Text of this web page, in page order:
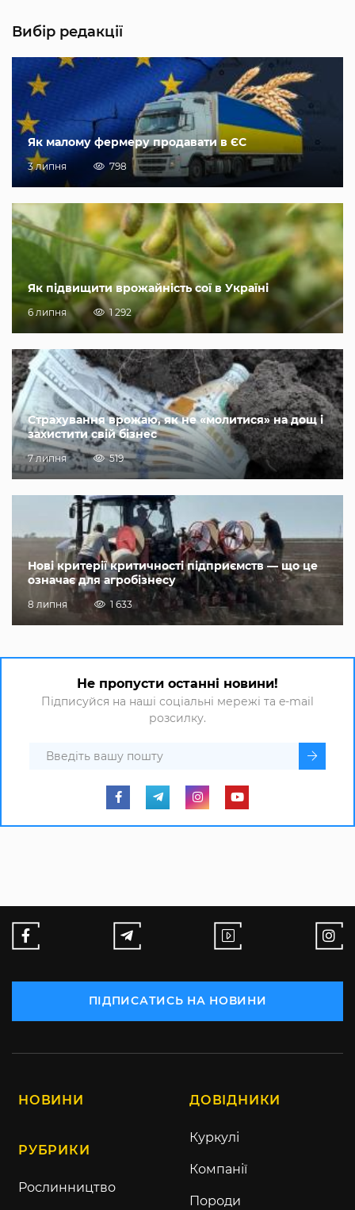
Вибір редакції
Як малому фермеру продавати в ЄС
3 липня 798
Як підвищити врожайність сої в Україні
6 липня 1 292
Страхування врожаю, як не «молитися» на дощ і
захистити свій бізнес
7 липня 519
Нові критерії критичності підприємств — що це
означає для агробізнесу
8 липня 1 633
Не пропусти останні новини!
Підписуйся на наші соціальні мережі та e-mail
розсилку.
ПІДПИСАТИСЬ НА НОВИНИ
НОВИНИ
РУБРИКИ
Рослинництво
ДОВІДНИКИ
Куркулі
Компанії
Породи